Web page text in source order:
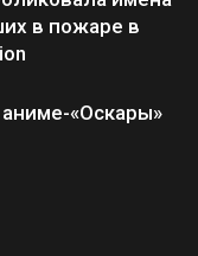
в пожаре в
аниме-«Оскары»